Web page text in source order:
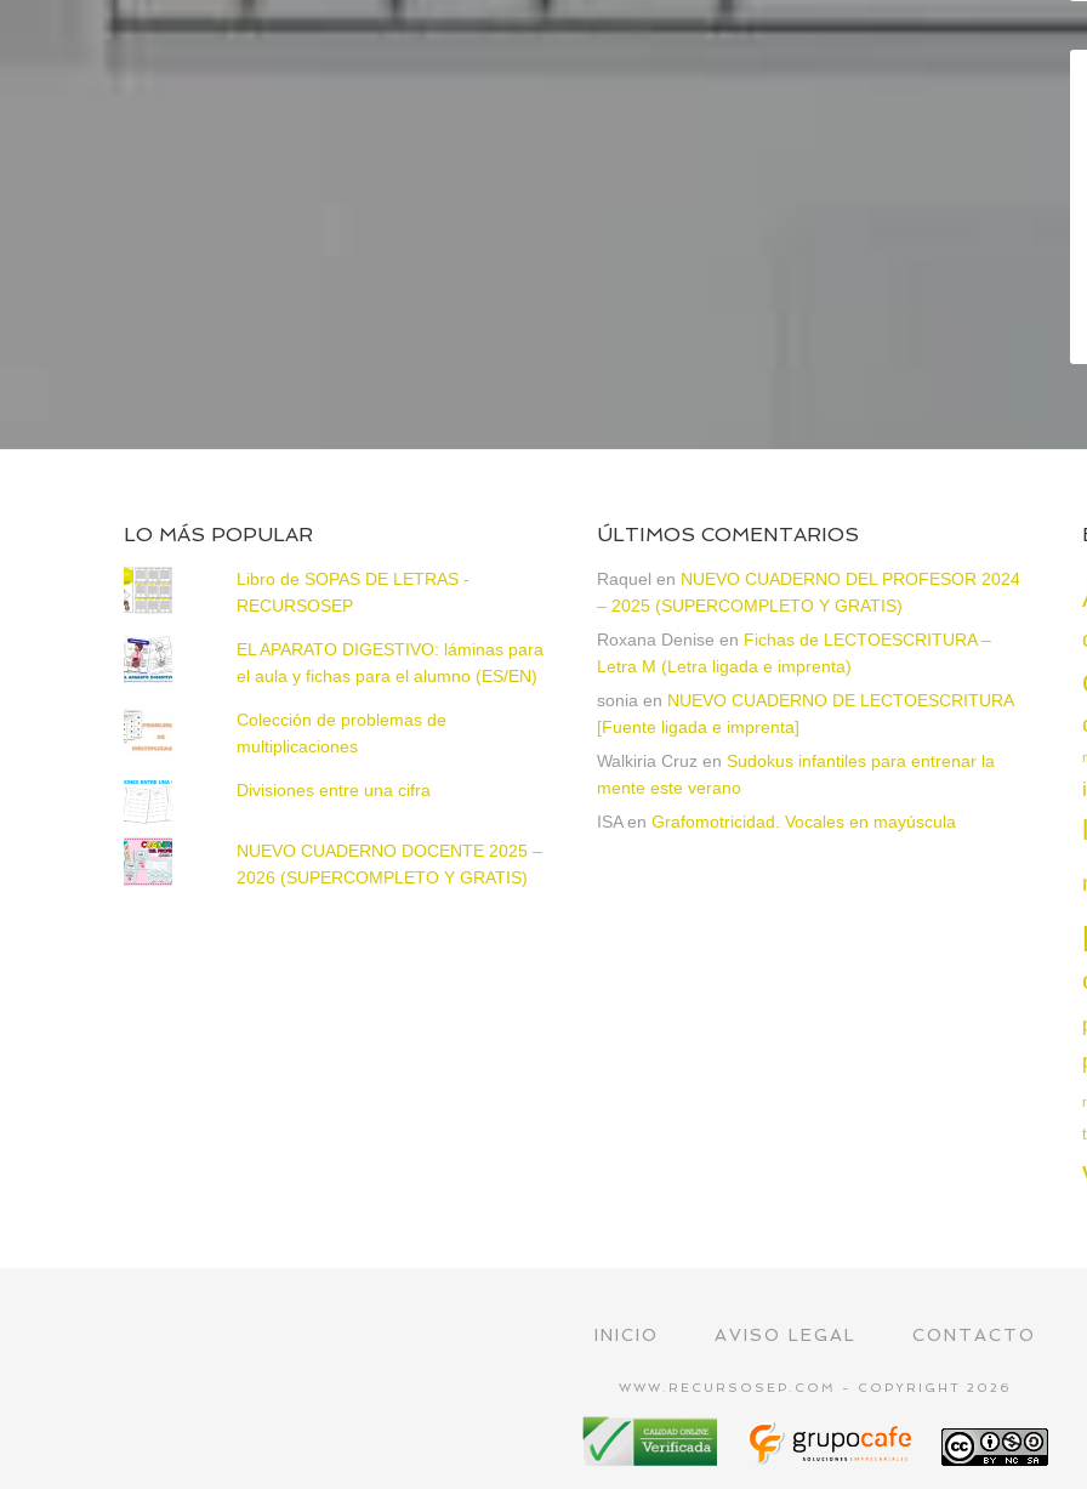
LO MÁS POPULAR
Libro de SOPAS DE LETRAS -
RECURSOSEP
EL APARATO DIGESTIVO: láminas para
el aula y fichas para el alumno (ES/EN)
Colección de problemas de
multiplicaciones
Divisiones entre una cifra
NUEVO CUADERNO DOCENTE 2025 –
2026 (SUPERCOMPLETO Y GRATIS)
ÚLTIMOS COMENTARIOS
Raquel en NUEVO CUADERNO DEL PROFESOR 2024
– 2025 (SUPERCOMPLETO Y GRATIS)
Roxana Denise en Fichas de LECTOESCRITURA –
Letra M (Letra ligada e imprenta)
sonia en NUEVO CUADERNO DE LECTOESCRITURA
[Fuente ligada e imprenta]
Walkiria Cruz en Sudokus infantiles para entrenar la
mente este verano
ISAen Grafomotricidad. Vocales en mayúscula
INICIO AVISO LEGAL CONTACTO
WWW.RECURSOSEP.COM - COPYRIGHT 2026